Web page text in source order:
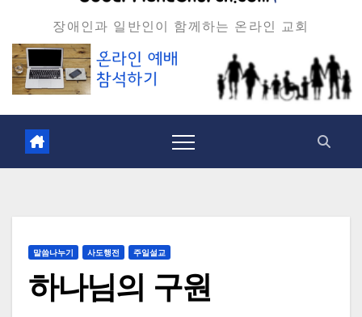
장애인과 일반인이 함께하는 온라인 교회
말씀나누기 사도행전 주일설교
하나님의 구원